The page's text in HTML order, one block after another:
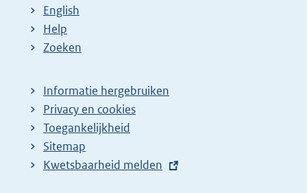
English
Help
Zoeken
Informatie hergebruiken
Privacy en cookies
Toegankelijkheid
Sitemap
E
Kwetsbaarheid melden